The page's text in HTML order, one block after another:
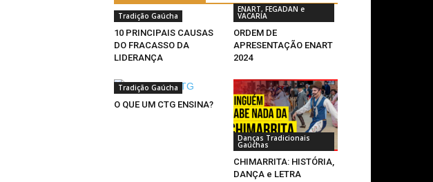
Tradição Gaúcha
10 PRINCIPAIS CAUSAS
DO FRACASSO DA
LIDERANÇA
ENART, FEGADAN e
VACARIA
ORDEM DE
APRESENTAÇÃO ENART
2024
Tradição Gaúcha
O QUE UM CTG ENSINA?
Danças Tradicionais
Gaúchas
CHIMARRITA: HISTÓRIA,
DANÇA e LETRA